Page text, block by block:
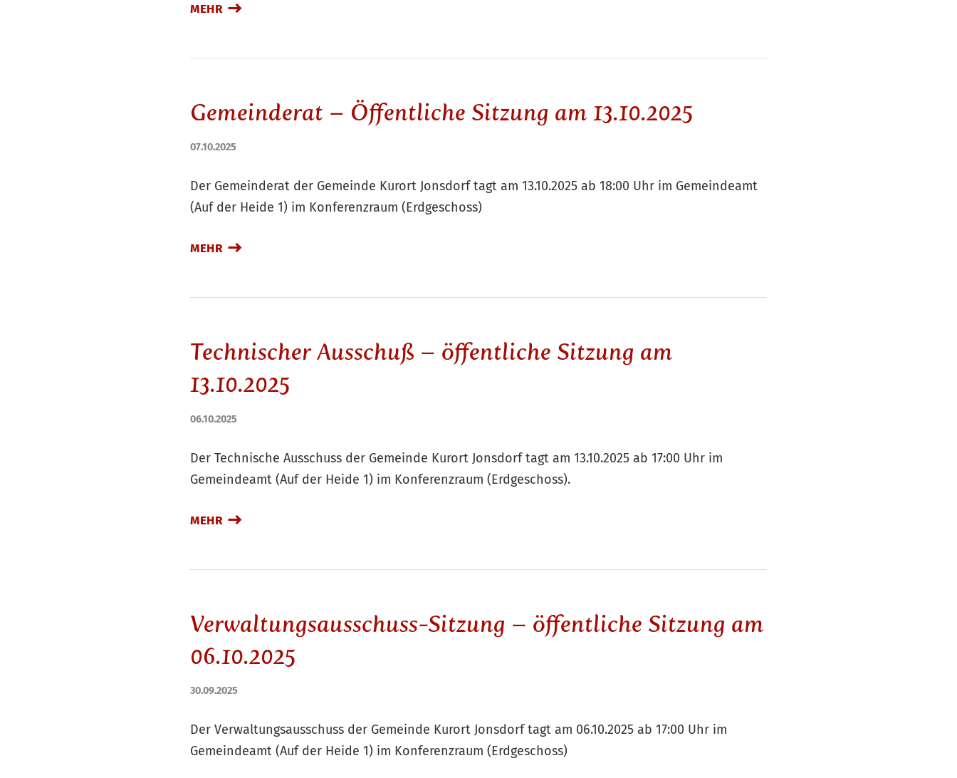
MEHR
Gemeinderat – Öffentliche Sitzung am 13.10.2025
07.10.2025
Der Gemeinderat der Gemeinde Kurort Jonsdorf tagt am 13.10.2025 ab 18:00 Uhr im Gemeindeamt
(Auf der Heide 1) im Konferenzraum (Erdgeschoss)
MEHR
Technischer Ausschuß – öffentliche Sitzung am
13.10.2025
06.10.2025
Der Technische Ausschuss der Gemeinde Kurort Jonsdorf tagt am 13.10.2025 ab 17:00 Uhr im
Gemeindeamt (Auf der Heide 1) im Konferenzraum (Erdgeschoss).
MEHR
Verwaltungsausschuss-Sitzung – öffentliche Sitzung am
06.10.2025
30.09.2025
Der Verwaltungsausschuss der Gemeinde Kurort Jonsdorf tagt am 06.10.2025 ab 17:00 Uhr im
Gemeindeamt (Auf der Heide 1) im Konferenzraum (Erdgeschoss)